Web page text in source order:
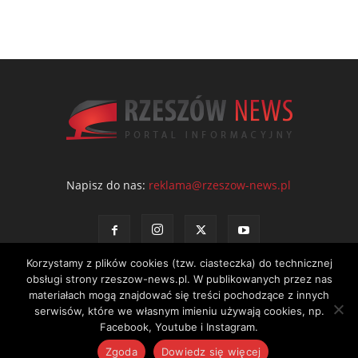
Napisz do nas: reklama@rzeszow-news.pl
Kontakt Polityka prywatności Regulamin portalu
© NEWS Sp. z o.o. - wydawca portalu Rzeszów News. Wszystkie prawa
Korzystamy z plików cookies (tzw. ciasteczka) do technicznej
obsługi strony rzeszow-news.pl. W publikowanych przez nas
materiałach mogą znajdować się treści pochodzące z innych
serwisów, które we własnym imieniu używają cookies, np.
Facebook, Youtube i Instagram.
Zgoda
Dowiedz się więcej